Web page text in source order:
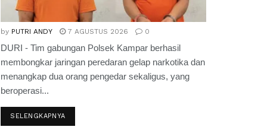
by PUTRI ANDY 7 AGUSTUS 2026 0
DURI - Tim gabungan Polsek Kampar berhasil
membongkar jaringan peredaran gelap narkotika dan
menangkap dua orang pengedar sekaligus, yang
beroperasi...
SELENGKAPNYA